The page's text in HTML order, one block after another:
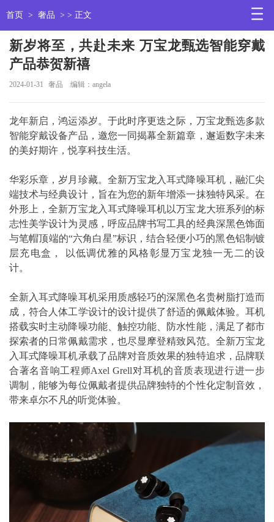
首页 > 奢品 > > 正文
新岁将至，共赴未来 万宝龙甄选智能穿戴
产品恭贺新禧
2024-01-31 奢品 编辑：angela
龙年新启，鸿运添岁。于此时序更迭之际，万宝龙甄选多款
智能穿戴设备产品，邀您一同揭幕全新篇章，邂逅数字未来
的美好期许，悦享科技生活。
华彩乐章，岁月珍藏。全新万宝龙入耳式降噪耳机，融汇尖
端技术与经典设计，旨在为您的新年增添一抹独特风采。在
外形上，全新万宝龙入耳式降噪耳机以万宝龙大班系列的标
志性美学设计为灵感，呼应品牌书写工具的经典深黑色饰面
与笔帽顶端的“六角白星”标识，结合轻便小巧的黑色铝制镀
层充电盒， 以低调优雅的风格彰显万宝龙独一无二的设
计。
全新入耳式降噪耳机采用质感轻巧的深黑色名贵树脂打造而
成，符合人体工学设计的设计提供了舒适的佩戴体验。耳机
搭载实时主动降噪功能、触控功能、防水性能，满足了都市
探索者的日常佩戴需求，也尽显摩登精致风范。全新万宝龙
入耳式降噪耳机承载了品牌对音质效果的独特追求，品牌联
合著名音响工程师Axel Grell对耳机的音质表现进行进一步
调制，能够为每位佩戴者提供品牌独特的个性化定制音效，
带来卓尔不凡的听觉体验。